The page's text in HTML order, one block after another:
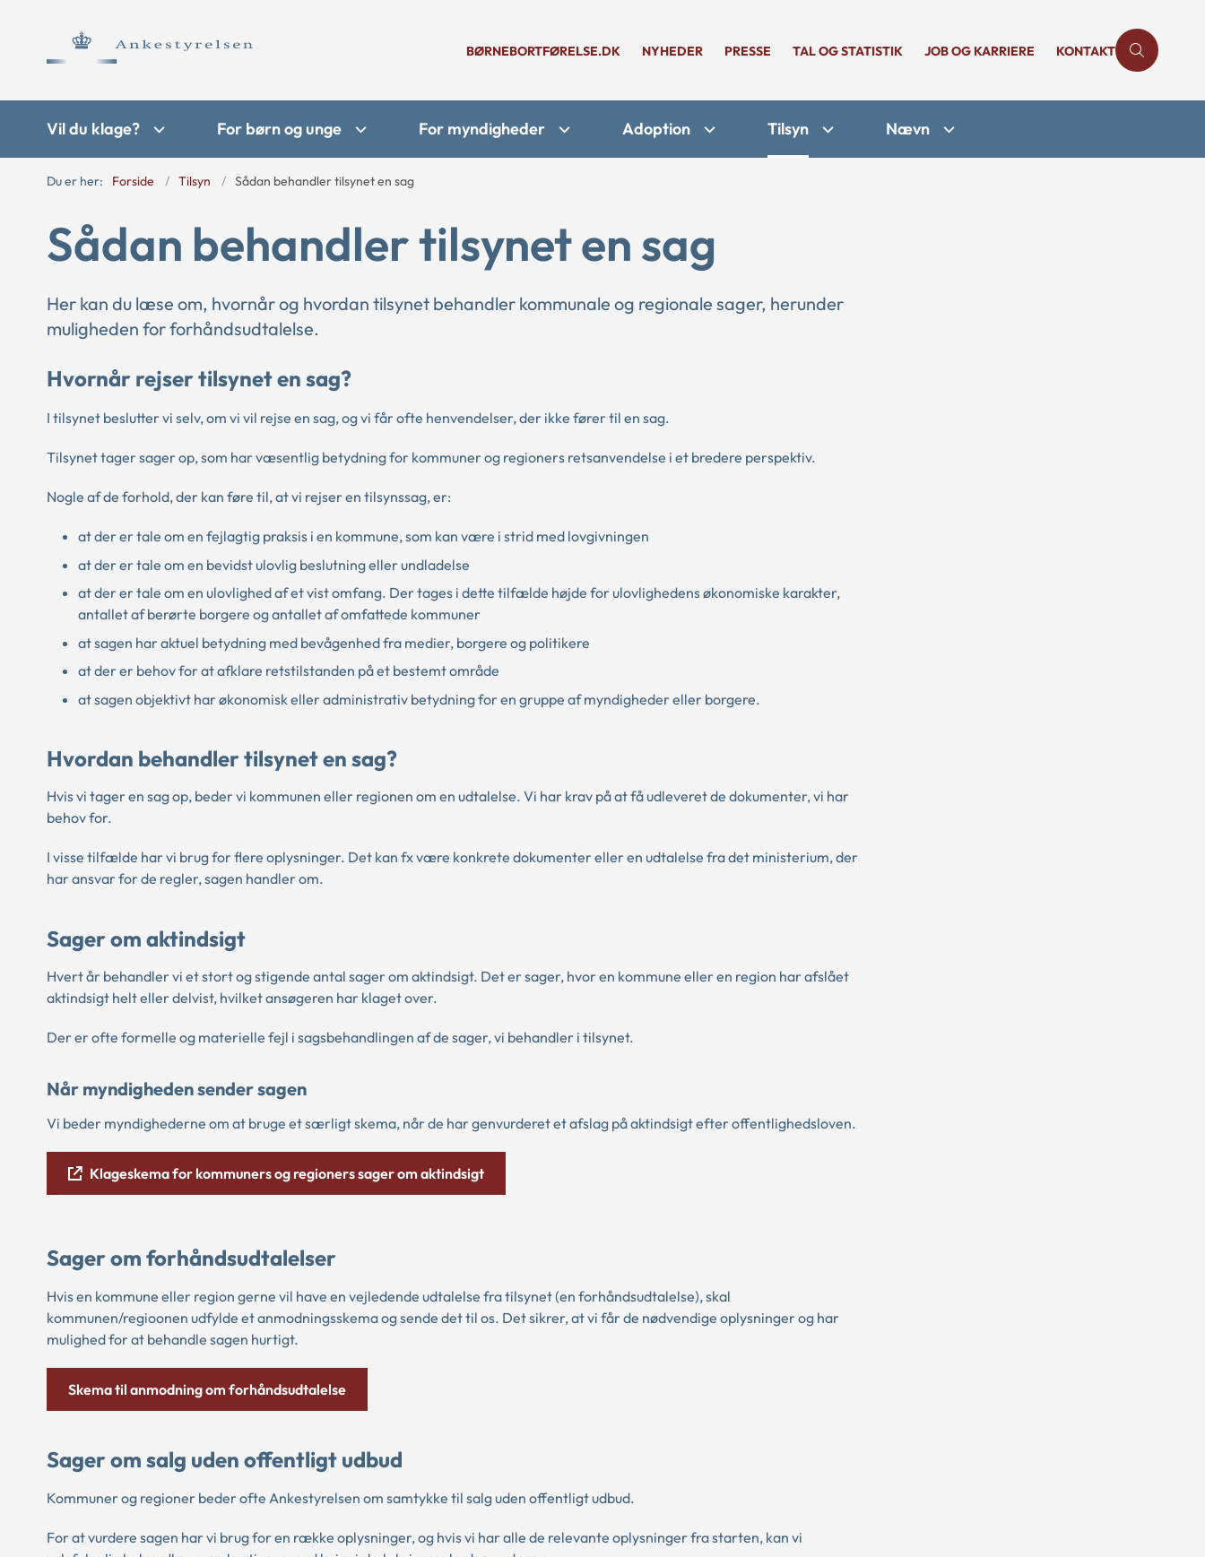
BØRNEBORTFØRELSE.DK NYHEDER PRESSE TAL OG STATISTIK JOB OG KARRIERE KONTAKT
Vil du klage? For børn og unge For myndigheder Adoption Tilsyn Nævn
Du er her: Forside Tilsyn Sådan behandler tilsynet en sag
Sådan behandler tilsynet en sag
Her kan du læse om, hvornår og hvordan tilsynet behandler kommunale og regionale sager, herunder
muligheden for forhåndsudtalelse.
Hvornår rejser tilsynet en sag?
I tilsynet beslutter vi selv, om vi vil rejse en sag, og vi får ofte henvendelser, der ikke fører til en sag.
Tilsynet tager sager op, som har væsentlig betydning for kommuner og regioners retsanvendelse i et bredere perspektiv.
Nogle af de forhold, der kan føre til, at vi rejser en tilsynssag, er:
at der er tale om en fejlagtig praksis i en kommune, som kan være i strid med lovgivningen
at der er tale om en bevidst ulovlig beslutning eller undladelse
at der er tale om en ulovlighed af et vist omfang. Der tages i dette tilfælde højde for ulovlighedens økonomiske karakter,
antallet af berørte borgere og antallet af omfattede kommuner
at sagen har aktuel betydning med bevågenhed fra medier, borgere og politikere
at der er behov for at afklare retstilstanden på et bestemt område
at sagen objektivt har økonomisk eller administrativ betydning for en gruppe af myndigheder eller borgere.
Hvordan behandler tilsynet en sag?
Hvis vi tager en sag op, beder vi kommunen eller regionen om en udtalelse. Vi har krav på at få udleveret de dokumenter, vi har
behov for.
I visse tilfælde har vi brug for flere oplysninger. Det kan fx være konkrete dokumenter eller en udtalelse fra det ministerium, der
har ansvar for de regler, sagen handler om.
Sager om aktindsigt
Hvert år behandler vi et stort og stigende antal sager om aktindsigt. Det er sager, hvor en kommune eller en region har afslået
aktindsigt helt eller delvist, hvilket ansøgeren har klaget over.
Der er ofte formelle og materielle fejl i sagsbehandlingen af de sager, vi behandler i tilsynet.
Når myndigheden sender sagen
Vi beder myndighederne om at bruge et særligt skema, når de har genvurderet et afslag på aktindsigt efter offentlighedsloven.
Klageskema for kommuners og regioners sager om aktindsigt
Sager om forhåndsudtalelser
Hvis en kommune eller region gerne vil have en vejledende udtalelse fra tilsynet (en forhåndsudtalelse), skal
kommunen/regioonen udfylde et anmodningsskema og sende det til os. Det sikrer, at vi får de nødvendige oplysninger og har
mulighed for at behandle sagen hurtigt.
Skema til anmodning om forhåndsudtalelse
Sager om salg uden offentligt udbud
Kommuner og regioner beder ofte Ankestyrelsen om samtykke til salg uden offentligt udbud.
For at vurdere sagen har vi brug for en række oplysninger, og hvis vi har alle de relevante oplysninger fra starten, kan vi